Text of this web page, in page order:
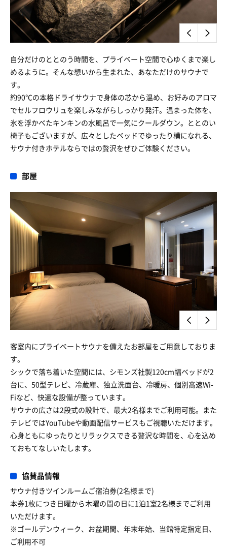
自分だけのととのう時間を、プライベート空間で心ゆくまで楽し
めるように。そんな想いから生まれた、あなただけのサウナで
す。
約90℃の本格ドライサウナで身体の芯から温め、お好みのアロマ
でセルフロウリュを楽しみながらしっかり発汗。温まった体を、
氷を浮かべたキンキンの水風呂で一気にクールダウン。ととのい
椅子もございますが、広々としたベッドでゆったり横になれる、
サウナ付きホテルならではの贅沢をぜひご体験ください。
部屋
客室内にプライベートサウナを備えたお部屋をご用意しておりま
す。
シックで落ち着いた空間には、シモンズ社製120cm幅ベッドが2
台に、50型テレビ、冷蔵庫、独立洗面台、冷暖房、個別高速Wi-
Fiなど、快適な設備が整っています。
サウナの広さは2段式の設計で、最大2名様までご利用可能。また
テレビではYouTubeや動画配信サービスもご視聴いただけます。
心身ともにゆったりとリラックスできる贅沢な時間を、心を込め
ておもてなしいたします。
協賛品情報
サウナ付きツインルームご宿泊券(2名様まで)
本券1枚につき日曜から木曜の間の日に1泊1室2名様までご利用
いただけます。
※ゴールデンウィーク、お盆期間、年末年始、当館特定指定日、
ご利用不可